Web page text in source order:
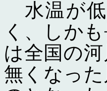
水温が低
く、しか
は全国の
無くなっ